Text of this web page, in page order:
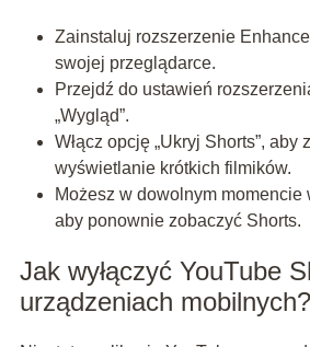
Zainstaluj rozszerzenie
swojej przeglądarce.
Przejdź do ustawień
„Wygląd”.
Włącz opcję „Ukryj Shorts”, aby
wyświetlanie krótkich filmików.
Możesz w dowolnym momencie
aby ponownie zobaczyć Shorts.
Jak wyłączyć YouTube
urządzeniach mobilnych?